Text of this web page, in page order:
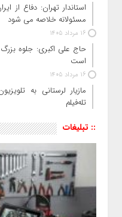
استاندار تهران: دفاع از
مسئولانه خلاصه می شود
16 مرداد 1405
حاج‌ علی‌ اکبری: جلوه
است
16 مرداد 1405
مازیار لرستانی به
تله‌فیلم
:: تبلیغات